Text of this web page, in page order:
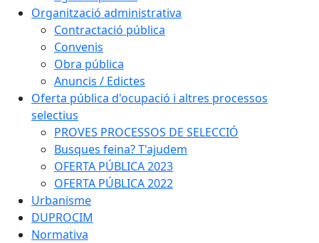
Organització administrativa
Contractació pública
Convenis
Obra pública
Anuncis / Edictes
Oferta pública d'ocupació i altres processos
selectius
PROVES PROCESSOS DE SELECCIÓ
Busques feina? T'ajudem
OFERTA PÚBLICA 2023
OFERTA PÚBLICA 2022
Urbanisme
DUPROCIM
Normativa